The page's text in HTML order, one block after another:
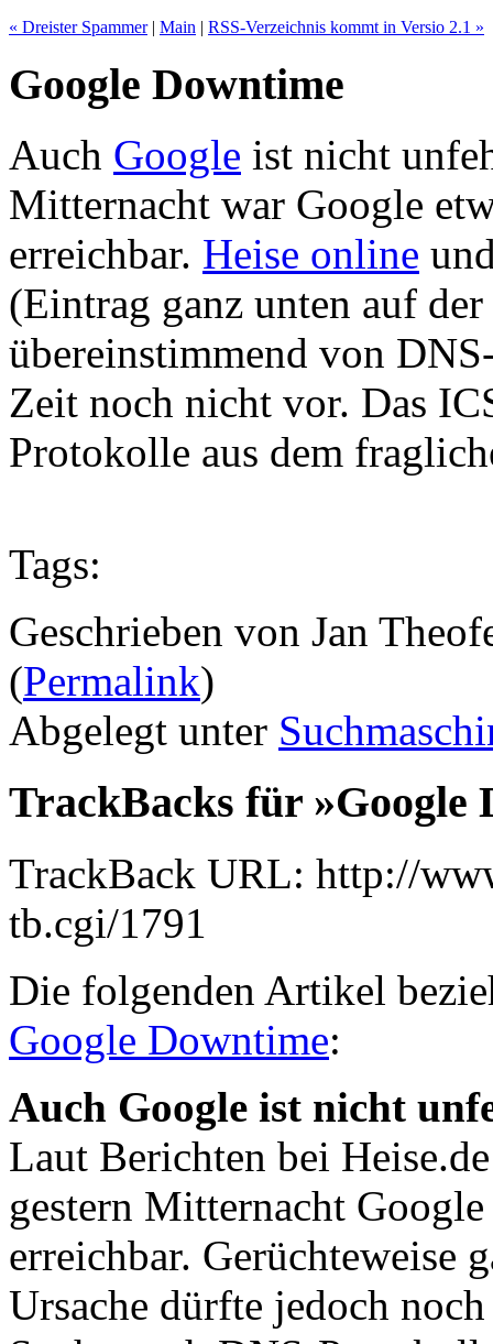
« Dreister Spammer| Main | RSS-Verzeichnis kommt in Versio 2.1 »
Google Downtime
Auch Google ist nicht
Mitternacht war Google
erreichbar. Heise online
(Eintrag ganz unten auf
übereinstimmend von
Zeit noch nicht vor. Das
Protokolle aus dem
Tags:
Geschrieben von Jan
(Permalink)
Abgelegt unter
TrackBacks für »Google
TrackBack URL: http://
tb.cgi/1791
Die folgenden Artikel
Google Downtime:
Auch Google ist nicht
Laut Berichten bei
gestern Mitternacht
erreichbar. Gerüchteweise
Ursache dürfte jedoch